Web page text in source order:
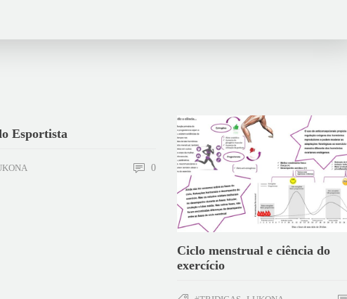
Esportista
0
Ciclo menstrual e ciência do
exercício